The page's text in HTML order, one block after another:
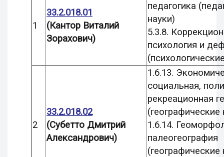
1
33.2.018.01
(Кантор Виталий
Зорахович)
педагогика
науки)
5.3.8.
психология и
2
33.2.018.02
(Субетто Дмитрий
Александрович)
1.6.13.
социальная,
рекреационная
(географические
1.6.14.
палеогеография
(географические